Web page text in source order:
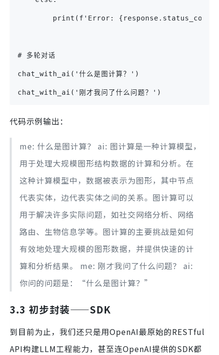
print(f'Error:
# 多轮对话
chat_with_ai('什么是图计算？')
chat_with_ai('刚才我问了什么问题？')
代码示例输出：
me: 什么是图计算？ ai: 图计算是一种计算模型，
用于处理大规模图形结构数据的计算和分析。在
这种计算模型中，数据被表示为图形，其中节点
代表实体，边代表实体之间的关系。图计算可以
用于解决许多实际问题，如社交网络分析、网络
路由、生物信息学等。图计算的主要挑战是如何
有效地处理大规模的图形数据，并提供快速的计
算和分析结果。 me: 刚才我问了什么问题？ ai:
你问的问题是：“什么是图计算？”
3.3 初步封装——SDK
到目前为止，我们还只是用OpenAI最原始的RESTful
API构建LLM工程能力，甚至连OpenAI提供的SDK都